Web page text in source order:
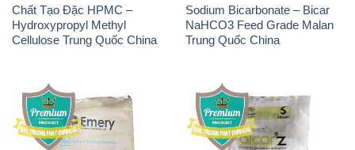
Chất Tạo Đặc HPMC –
Hydroxypropyl Methyl
Cellulose Trung Quốc China
Sodium Bicarbonate – Bicar
NaHCO3 Feed Grade Malan
Trung Quốc China